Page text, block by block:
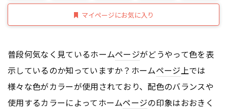
マイページにお気に入り
普段何気なく見ているホームページがどうやって色を表
示しているのか知っていますか？ホームページ上では
様々な色がカラーが使用されており、配色のバランスや
使用するカラーによってホームページの印象はおおきく